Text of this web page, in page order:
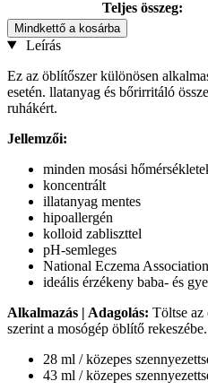
Teljes összeg:
Mindkettő a kosárba
Leírás
Ez az öblítőszer különösen
esetén. llatanyag és bőrirritáló
ruhákért.
Jellemzői:
minden mosási
koncentrált
illatanyag mentes
hipoallergén
kolloid zabliszttel
pH-semleges
National Eczema
ideális érzékeny baba- és
Alkalmazás | Adagolás: Töltse az
szerint a mosógép öblítő
28 ml / közepes
43 ml / közepes